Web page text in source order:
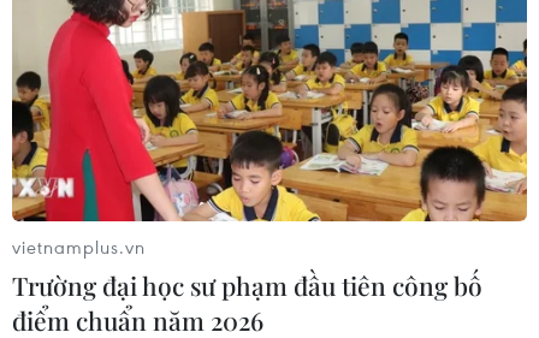
gian bào chế vắcxin do các nghiên cứu này sử dụng
các loại thuốc hiện có.
vietnamplus.vn
Trường đại học sư phạm đầu tiên công bố
điểm chuẩn năm 2026